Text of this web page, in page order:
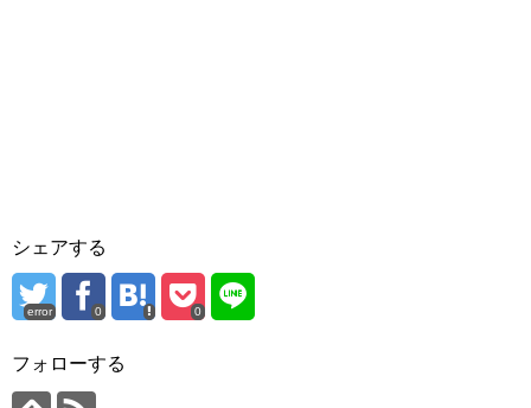
シェアする
error 0 0
フォローする